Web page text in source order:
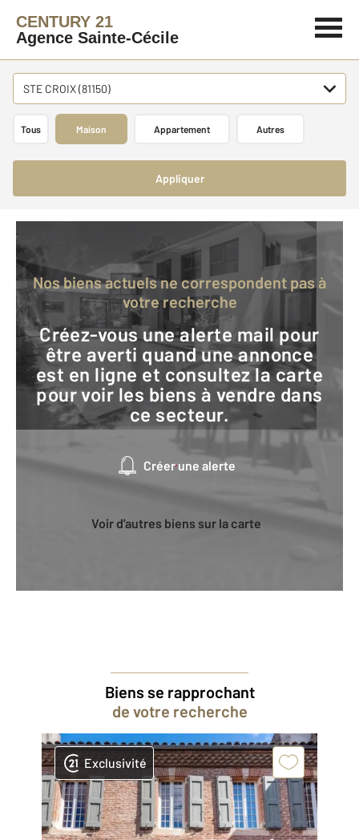
CENTURY 21
Agence Sainte-Cécile
STE CROIX (81150)
Tous Maison Appartement Autres
Appliquer
Nos biens actuels ne correspondent pas à
votre recherche
Créez-vous une alerte mail pour
être averti quand une annonce
est en ligne et consultez la carte
pour voir les biens à vendre dans
ce secteur.
Créer une alerte
Voir d'autres biens sur la carte
Biens se rapprochant
de votre recherche
Exclusivité